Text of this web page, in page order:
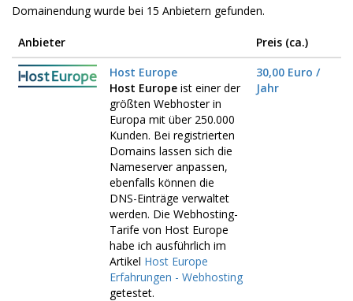
Domainendung wurde bei 15 Anbietern gefunden.
Anbieter
Preis (ca.)
Host Europe
Host Europe ist einer der
größten Webhoster in
Europa mit über 250.000
Kunden. Bei registrierten
Domains lassen sich die
Nameserver anpassen,
ebenfalls können die
DNS-Einträge verwaltet
werden. Die Webhosting-
Tarife von Host Europe
habe ich ausführlich im
Artikel Host Europe
Erfahrungen - Webhosting
getestet.
30,00 Euro /
Jahr